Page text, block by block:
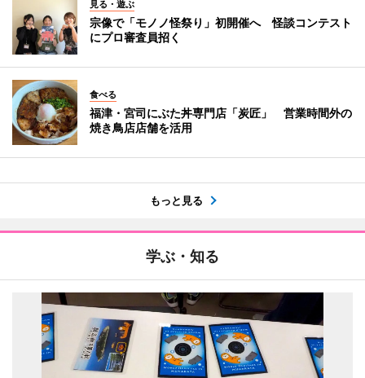
見る・遊ぶ
宗像で「モノノ怪祭り」初開催へ 怪談コンテスト
にプロ審査員招く
食べる
福津・宮司にぶた丼専門店「炭匠」 営業時間外の
焼き鳥店店舗を活用
もっと見る
学ぶ・知る